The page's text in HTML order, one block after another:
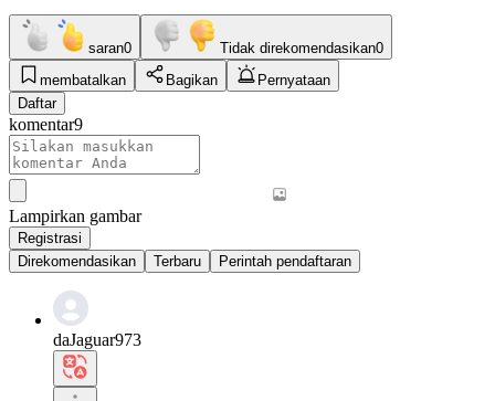
saran0 Tidak direkomendasikan0
membatalkan
Bagikan
Pernyataan
Daftar
komentar9
Lampirkan gambar
Registrasi
Direkomendasikan
Terbaru Perintah pendaftaran
daJaguar973